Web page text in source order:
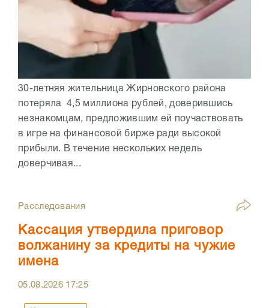
30-летняя жительница Жирновского района
потеряла 4,5 миллиона рублей, доверившись
незнакомцам, предложившим ей поучаствовать
в игре на финансовой бирже ради высокой
прибыли. В течение нескольких недель
доверчивая...
Расследования
Кассация утвердила приговор
волжанину за кредиты на чужие
имена
05.08.2026 17:25